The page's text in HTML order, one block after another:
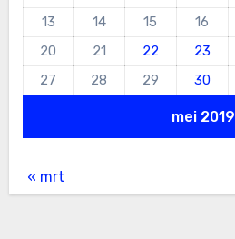
mei 2019
13
14 15 16
20
21 22 23
27
28 29 30
« mrt